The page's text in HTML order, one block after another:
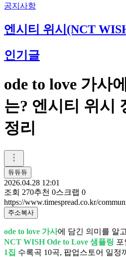
공지사항
엔시티 위시(NCT
인기글
ode to love 가사
는? 엔시티 위시
정리
듀듀듀
2026.04.28 12:01
조회 270추천 0스크랩 0
https://www.timespread.co.kr/
주소복사
ode to love 가사에 담긴 의미를 알
NCT WISH Ode to Love 샘플링 포
1집 수록곡 10곡, 팝업스토어 일정